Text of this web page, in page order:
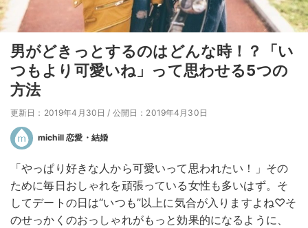
男がどきっとするのはどんな時！？「い
つもより可愛いね」って思わせる5つの
方法
更新日：2019年4月30日 / 公開日：2019年4月30日
michill 恋愛・結婚
「やっぱり好きな人から可愛いって思われたい！」その
ために毎日おしゃれを頑張っている女性も多いはず。そ
してデートの日は“いつも”以上に気合が入りますよね♡そ
のせっかくのおっしゃれがもっと効果的になるように、